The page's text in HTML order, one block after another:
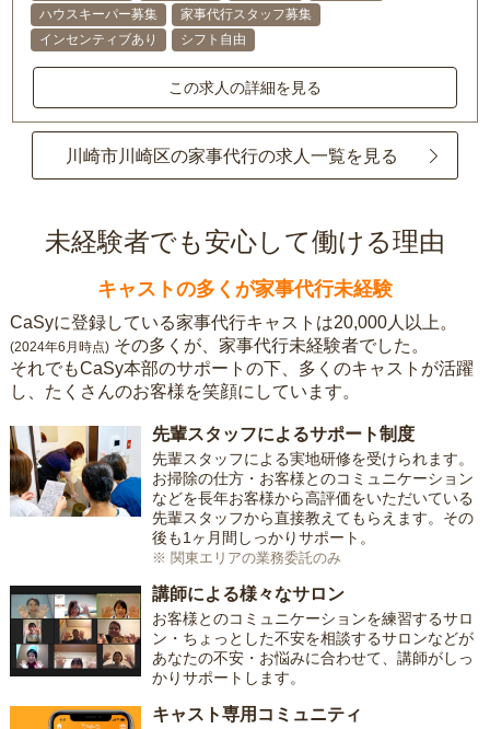
ハウスキーパー募集
家事代行スタッフ募集
インセンティブあり
シフト自由
この求人の詳細を見る
川崎市川崎区の家事代行の求人一覧を見る
未経験者でも安心して働ける理由
キャストの多くが家事代行未経験
CaSyに登録している家事代行キャストは20,000人以上。
(2024年6月時点) その多くが、家事代行未経験者でした。
それでもCaSy本部のサポートの下、多くのキャストが活躍
し、たくさんのお客様を笑顔にしています。
先輩スタッフによるサポート制度
先輩スタッフによる実地研修を受けられます。
お掃除の仕方・お客様とのコミュニケーション
などを長年お客様から高評価をいただいている
先輩スタッフから直接教えてもらえます。その
後も1ヶ月間しっかりサポート。
※ 関東エリアの業務委託のみ
講師による様々なサロン
お客様とのコミュニケーションを練習するサロ
ン・ちょっとした不安を相談するサロンなどが
あなたの不安・お悩みに合わせて、講師がしっ
かりサポートします。
キャスト専用コミュニティ